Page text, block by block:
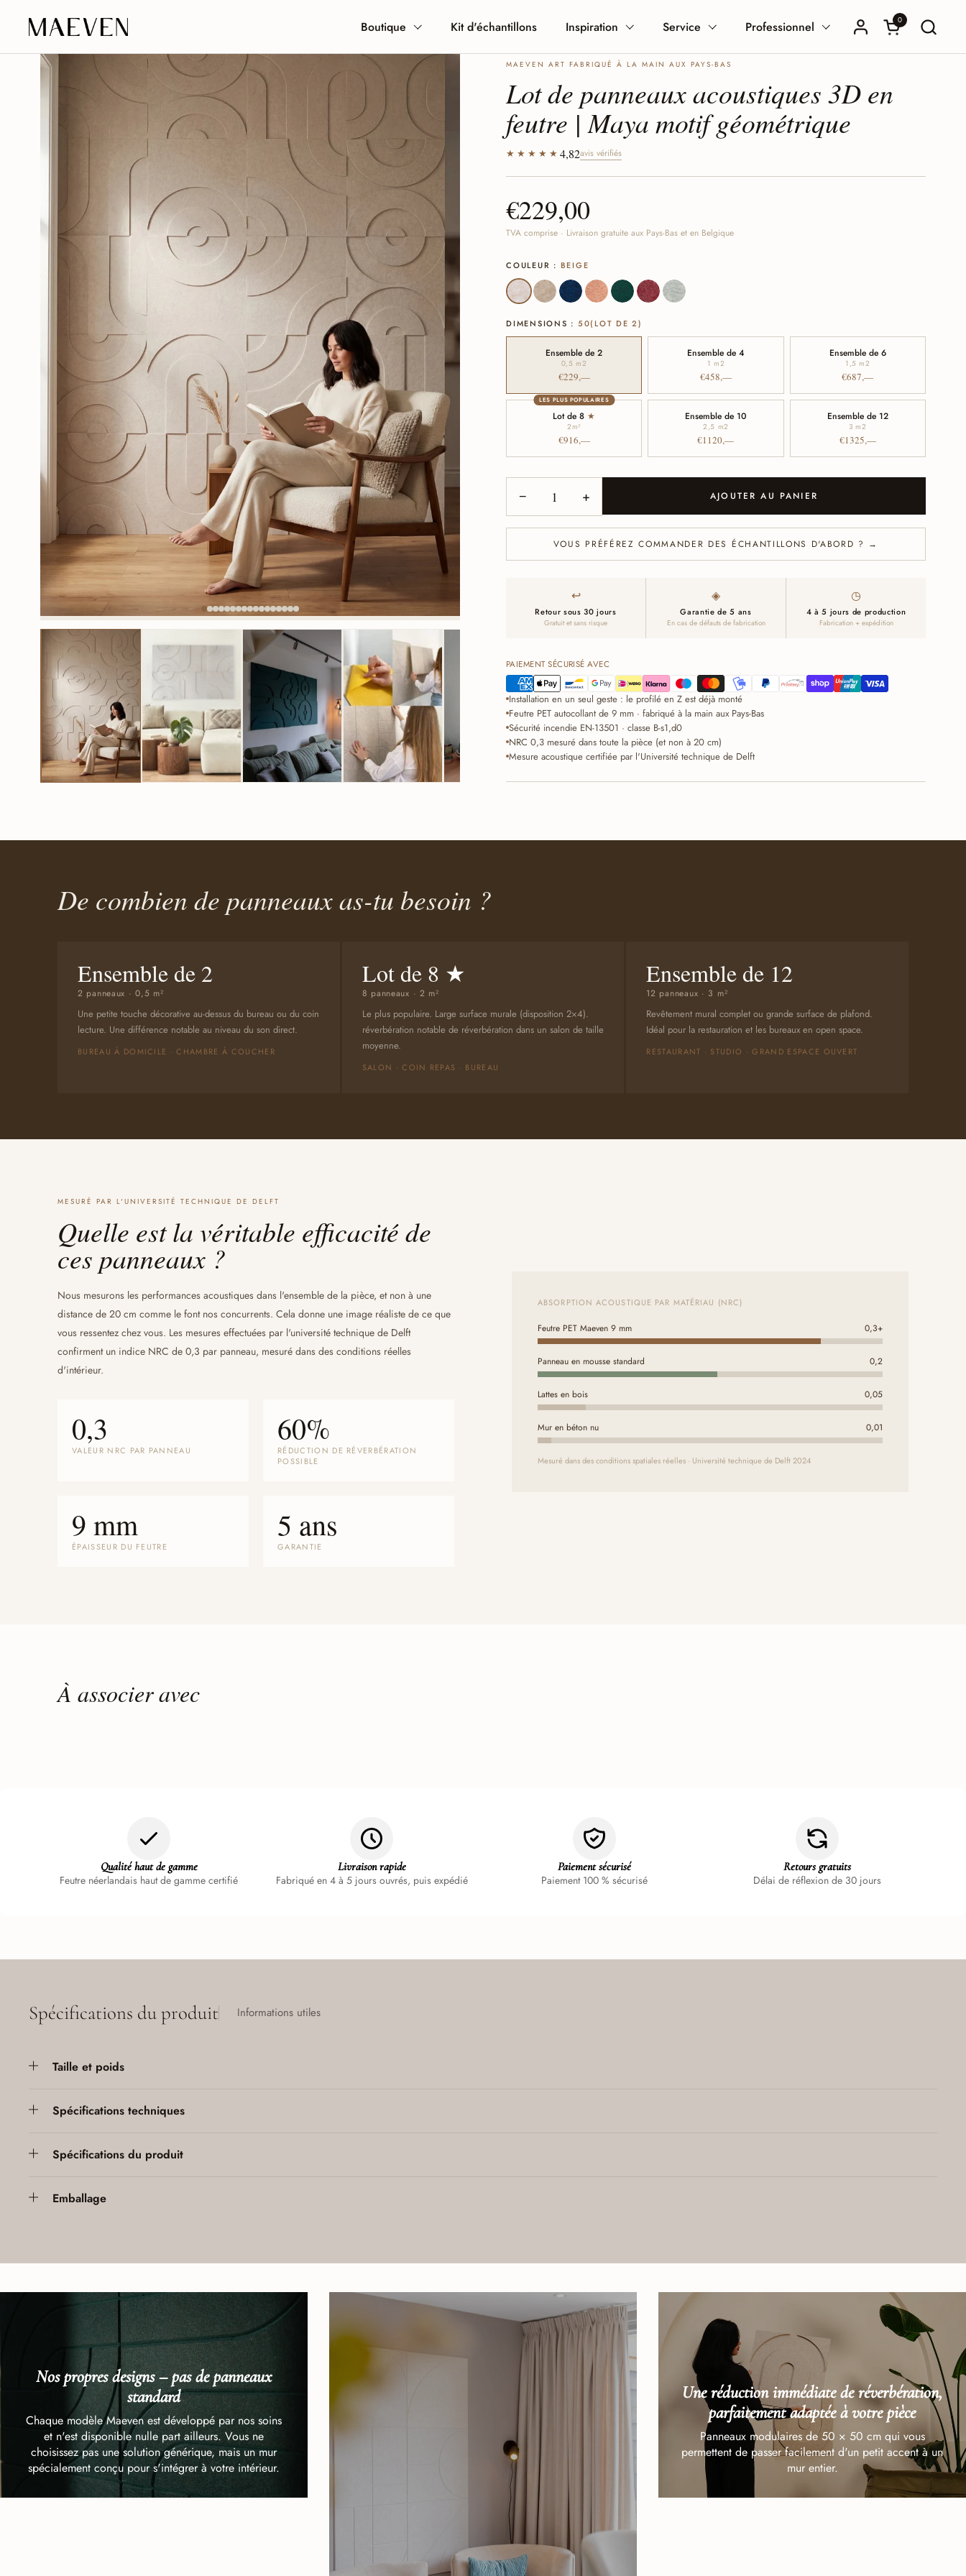
Ouvrir le panier
0
Boutique Kit d'échantillons Inspiration Service Professionnel
MAEVEN ART FABRIQUÉ À LA MAIN AUX PAYS-BAS
Lot de panneaux acoustiques 3D en
feutre | Maya motif géométrique
★★★★★ 4,82avis vérifiés
€229,00
TVA comprise · Livraison gratuite aux Pays-Bas et en Belgique
COULEUR : BEIGE
DIMENSIONS : 50(LOT DE 2)
Ensemble de 2
0,5 m2
€229,—
Ensemble de 4
1 m2
€458,—
Ensemble de 6
1,5 m2
€687,—
LES PLUS POPULAIRES
Lot de 8 ★
2m²
€916,—
Ensemble de 10
2,5 m2
€1120,—
Ensemble de 12
3 m2
€1325,—
− + AJOUTER AU PANIER
VOUS PRÉFÉREZ COMMANDER DES ÉCHANTILLONS D'ABORD ? →
↩
Retour sous 30 jours
Gratuit et sans risque
◈
Garantie de 5 ans
En cas de défauts de fabrication
◷
4 à 5 jours de production
Fabrication + expédition
PAIEMENT SÉCURISÉ AVEC
Installation en un seul geste : le profilé en Z est déjà monté
Feutre PET autocollant de 9 mm · fabriqué à la main aux Pays-Bas
Sécurité incendie EN-13501 · classe B-s1,d0
NRC 0,3 mesuré dans toute la pièce (et non à 20 cm)
Mesure acoustique certifiée par l'Université technique de Delft
De combien de panneaux as-tu besoin ?
Ensemble de 2
2 panneaux · 0,5 m²
Une petite touche décorative au-dessus du bureau ou du coin
lecture. Une différence notable au niveau du son direct.
BUREAU À DOMICILE · CHAMBRE À COUCHER
Lot de 8 ★
8 panneaux · 2 m²
Le plus populaire. Large surface murale (disposition 2×4).
réverbération notable de réverbération dans un salon de taille
moyenne.
SALON · COIN REPAS · BUREAU
Ensemble de 12
12 panneaux · 3 m²
Revêtement mural complet ou grande surface de plafond.
Idéal pour la restauration et les bureaux en open space.
RESTAURANT · STUDIO · GRAND ESPACE OUVERT
MESURÉ PAR L'UNIVERSITÉ TECHNIQUE DE DELFT
Quelle est la véritable efficacité de
ces panneaux ?
Nous mesurons les performances acoustiques dans l'ensemble de la pièce, et non à une
distance de 20 cm comme le font nos concurrents. Cela donne une image réaliste de ce que
vous ressentez chez vous. Les mesures effectuées par l'université technique de Delft
confirment un indice NRC de 0,3 par panneau, mesuré dans des conditions réelles
d'intérieur.
0,3
VALEUR NRC PAR PANNEAU
60%
RÉDUCTION DE RÉVERBÉRATION
POSSIBLE
9 mm
ÉPAISSEUR DU FEUTRE
5 ans
GARANTIE
ABSORPTION ACOUSTIQUE PAR MATÉRIAU (NRC)
Feutre PET Maeven 9 mm 0,3+
Panneau en mousse standard 0,2
Lattes en bois 0,05
Mur en béton nu 0,01
Mesuré dans des conditions spatiales réelles · Université technique de Delft 2024
À associer avec
Qualité haut de gamme
Feutre néerlandais haut de gamme certifié
Livraison rapide
Fabriqué en 4 à 5 jours ouvrés, puis expédié
Paiement sécurisé
Paiement 100 % sécurisé
Retours gratuits
Délai de réflexion de 30 jours
Spécifications du produit Informations utiles
Taille et poids
Spécifications techniques
Spécifications du produit
Emballage
Nos propres designs – pas de panneaux
standard
Chaque modèle Maeven est développé par nos soins
et n'est disponible nulle part ailleurs. Vous ne
choisissez pas une solution générique, mais un mur
spécialement conçu pour s'intégrer à votre intérieur.
Une réduction immédiate de réverbération,
parfaitement adaptée à votre pièce
Panneaux modulaires de 50 × 50 cm qui vous
permettent de passer facilement d'un petit accent à un
mur entier.